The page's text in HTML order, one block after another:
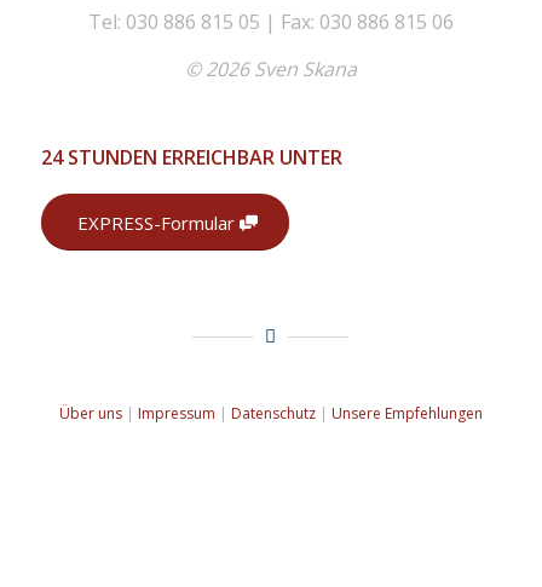
Tel: 030 886 815 05 | Fax: 030 886 815 06
© 2026 Sven Skana
24 STUNDEN ERREICHBAR UNTER
EXPRESS-Formular
Über uns| Impressum | Datenschutz | Unsere Empfehlungen